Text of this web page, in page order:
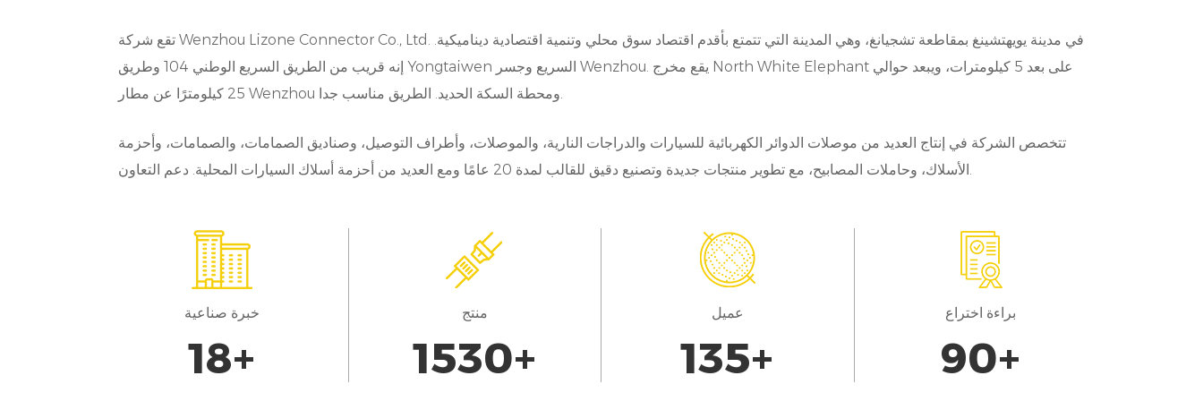
أنظمة الملاحة: في المركبات الحديثة، دقة الملاحة أمر بالغ الأهمية لكفاءة السفر. تسهل موصلاتنا تكامل وحدات
المركبات وتشخيصها. وتتيح موصلاتنا الاتصال السلس بين أجهزة الاستشعار الداخلية ووحدات التحكم والشبكات
أنظمة التحكم المتطورة للأداء الجيد والسلامة. الموصلات لدينا تضمن الاتصال الموثوق بين مختلف وحدات
النهج المرتكز على العملاء: تكمن في صميم عملياتنا فلسفة مرتكزة على العملاء، حيث نتعاون بشكل وثيق مع
الجهات المصنعة المصنعة للسيارات والموردين من الفئة الأولى لفهم متطلباتهم الفريدة وتصميم حلولنا للتواصل
تقع شركة Wenzhou Lizone Connector Co., Ltd. في مدينة يويهتشينغ بمقاطعة تشجيانغ، وهي المدينة التي تتمتع بأقدم اقتصاد سوق محلي وتنمية اقتصادية ديناميكية.
إنه قريب من الطريق السريع الوطني 104 وطريق Yongtaiwen السريع وجسر Wenzhou. يقع مخرج North White Elephant على بعد 5 كيلومترات، ويبعد حوالي
25 كيلومترًا عن مطار Wenzhou ومحطة السكة الحديد. الطريق مناسب جدا.
تتخصص الشركة في إنتاج العديد من موصلات الدوائر الكهربائية للسيارات والدراجات النارية، والموصلات، وأطراف التوصيل، وصناديق الصمامات، والصمامات، وأحزمة
الأسلاك، وحاملات المصابيح، مع تطوير منتجات جديدة وتصنيع دقيق للقالب لمدة 20 عامًا ومع العديد من أحزمة أسلاك السيارات المحلية. دعم التعاون.
خبرة صناعية
20+
منتج
1700+
عميل
150+
براءة اختراع
100+